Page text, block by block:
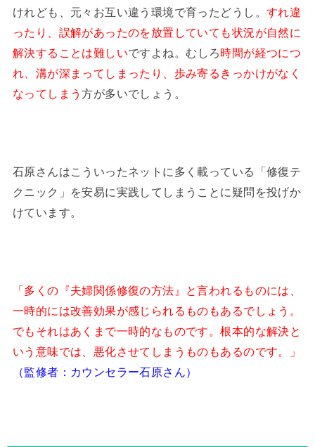
けれども、元々お互い違う環境で育ったどうし。 すれ違
ったり、誤解があったのを放置していても状況が自然に
解決することは難しいですよね。むしろ時間が経つにつ
れ、溝が深まってしまったり、歩み寄るきっかけがなく
なってしまう方が多いでしょう。
石原さんはこういったネットに多く載っている「修復テ
クニック」を安易に実践してしまうことに疑問を投げか
けています。
「多くの『夫婦関係修復の方法』と言われるものには、
一時的には改善効果が感じられるものもあるでしょう。
でもそれはあくまで一時的なものです。根本的な解決と
いう意味では、悪化させてしまうものもあるのです。」
（監修者：カウンセラー石原さん）